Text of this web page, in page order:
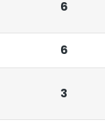
6
6
3